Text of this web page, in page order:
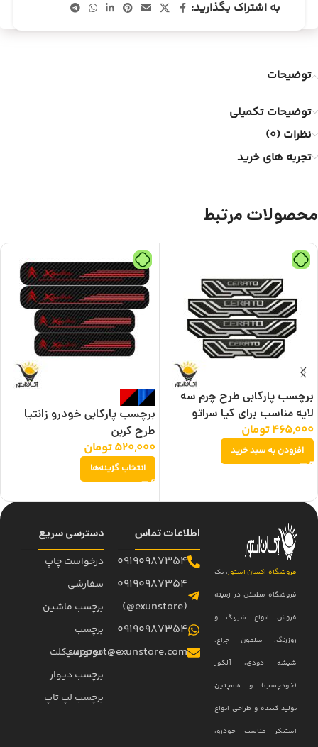
به اشتراک بگذارید:
توضیحات
توضیحات تکمیلی
نظرات (0)
تجربه های خرید
محصولات مرتبط
برچسب پارکابی طرح چرم سه
لایه مناسب برای کیا سراتو
465,000تومان
افزودن به سبد خرید
برچسب پارکابی خودرو زانتیا
طرح کربن
520,000تومان
انتخاب گزینه‌ها
فروشگاه اکسان استور، یک
فروشگاه مطمئن در زمینه
فروش انواع شبرنگ و
روزرنگ، سلفون چراغ،
شیشه دودی، آلکور
(خودچسب) و همچنین
تولید کننده و طراحی انواع
استیکر مناسب خودرو،
اطلاعات تماس
09190987354
09190987354
(exunstore@)
09190987354
support@exunstore.com
دسترسی سریع
درخواست چاپ
سفارشی
برچسب ماشین
برچسب
موتورسیکلت
برچسب دیوار
برچسب لپ تاپ